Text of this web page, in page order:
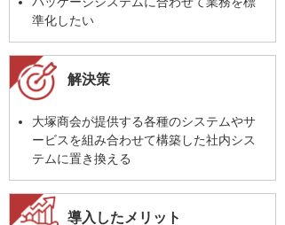
準化したい
解決策
大塚商会が提供する各種のシステムやサ
ービスを組み合わせて構築した社内シス
テムに置き換える
導入したメリット